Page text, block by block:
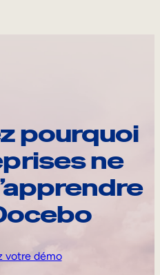
pourquoi
ne
votre démo